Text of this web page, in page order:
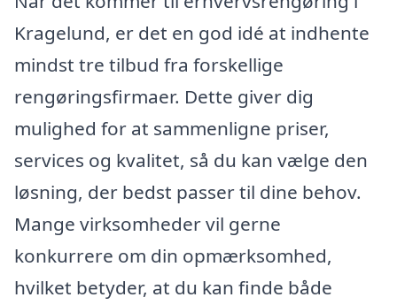
Kragelund, er det en god idé at indhente
mindst tre tilbud fra forskellige
rengøringsfirmaer. Dette giver dig
mulighed for at sammenligne priser,
services og kvalitet, så du kan vælge den
løsning, der bedst passer til dine behov.
Mange virksomheder vil gerne
konkurrere om din opmærksomhed,
hvilket betyder, at du kan finde både